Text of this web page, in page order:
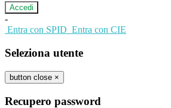
-
Entra con SPID Entra con CIE
Seleziona utente
button close ×
Recupero password